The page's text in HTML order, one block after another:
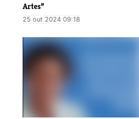
Artes”
25 out 2024 09:18